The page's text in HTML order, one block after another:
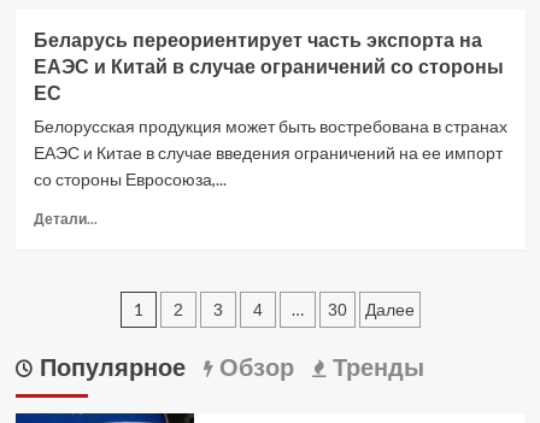
«многовекторности»:
Беларусь
санкциями
ЕС
Беларусь переориентирует часть экспорта на
ЕАЭС и Китай в случае ограничений со стороны
ЕС
Белорусская продукция может быть востребована в странах
ЕАЭС и Китае в случае введения ограничений на ее импорт
со стороны Евросоюза,...
Детали...
переориентирует
часть
на
Пагинация
записей
1 2 3 4 … 30 Далее
Популярное Обзор Тренды